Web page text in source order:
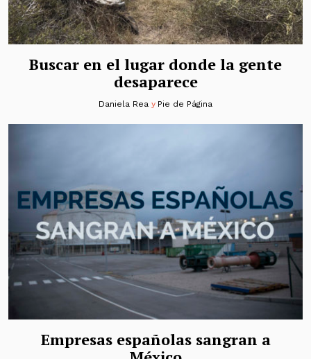
Buscar en el lugar donde la gente
desaparece
Daniela Rea y Pie de Página
Empresas españolas sangran a